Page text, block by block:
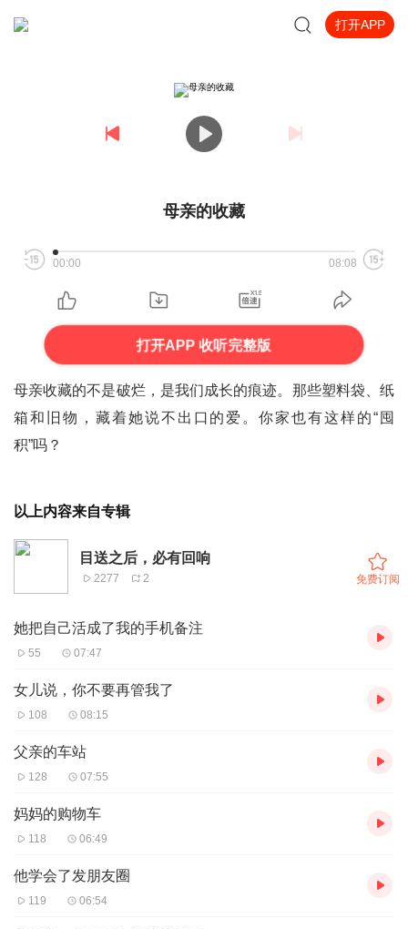
打开APP
母亲的收藏
00:00 08:08
打开APP 收听完整版
母亲收藏的不是破烂，是我们成长的痕迹。那些塑料袋、纸
箱和旧物，藏着她说不出口的爱。你家也有这样的“囤
积”吗？
以上内容来自专辑
目送之后，必有回响
2277 2 免费订阅
她把自己活成了我的手机备注
55 07:47
女儿说，你不要再管我了
108 08:15
父亲的车站
128 07:55
妈妈的购物车
118 06:49
他学会了发朋友圈
119 06:54